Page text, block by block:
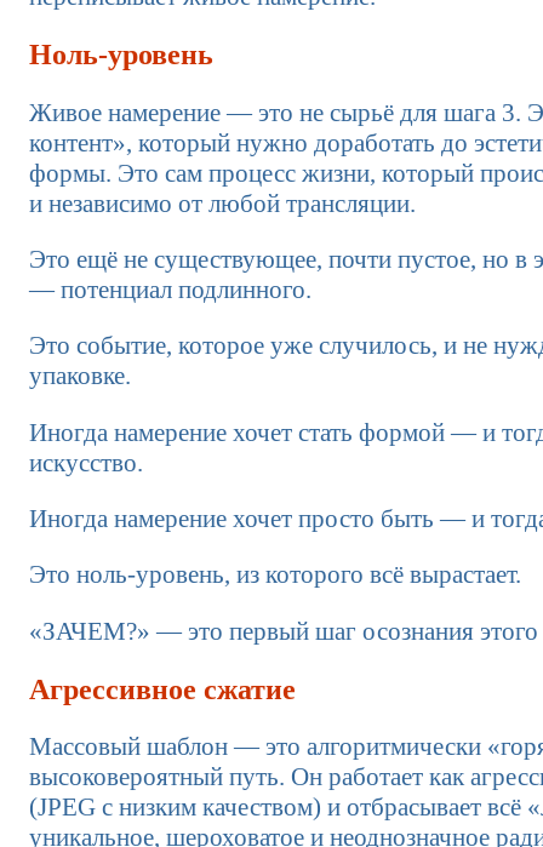
Ноль-уровень
Живое намерение — это не сырьё для шага 3.
контент», который нужно доработать до
формы. Это сам процесс жизни, который
и независимо от любой трансляции.
Это ещё не существующее, почти пустое, но в
— потенциал подлинного.
Это событие, которое уже случилось, и не
упаковке.
Иногда намерение хочет стать формой — и
искусство.
Иногда намерение хочет просто быть — и
Это ноль-уровень, из которого всё вырастает.
«ЗАЧЕМ?» — это первый шаг осознания этого
Агрессивное сжатие
Массовый шаблон — это алгоритмически
высоковероятный путь. Он работает как
(JPEG с низким качеством) и отбрасывает всё
уникальное, шероховатое и неоднозначное